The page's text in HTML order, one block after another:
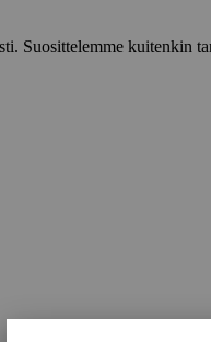
Suosittelemme kuitenkin